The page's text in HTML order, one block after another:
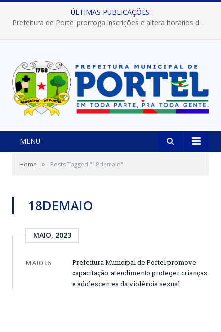
ÚLTIMAS PUBLICAÇÕES:
Prefeitura de Portel prorroga inscrições e altera horários dos concursos “Musa” e “Miss Mix Verão 2026”
MENU
Home » Posts Tagged "18demaio"
18DEMAIO
MAIO, 2023
MAIO 16
Prefeitura Municipal de Portel promove
capacitação: atendimento proteger crianças
e adolescentes da violência sexual